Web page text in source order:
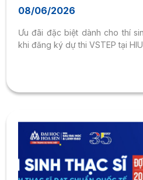
QUỐC TẾ HỒNG BÀNG –
19/07/2026
08/06/2026
Ưu đãi đặc biệt dành cho thí
khi đăng ký dự thi VSTEP tại